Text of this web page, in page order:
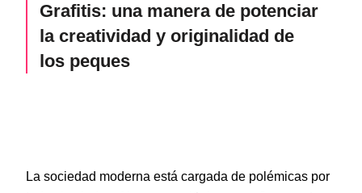
Grafitis: una manera de potenciar
la creatividad y originalidad de
los peques
La sociedad moderna está cargada de polémicas por